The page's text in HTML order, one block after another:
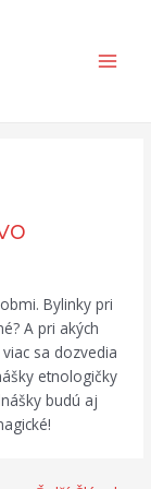
Bylinky pri
A pri akých
sa dozvedia
etnologičky
budú aj